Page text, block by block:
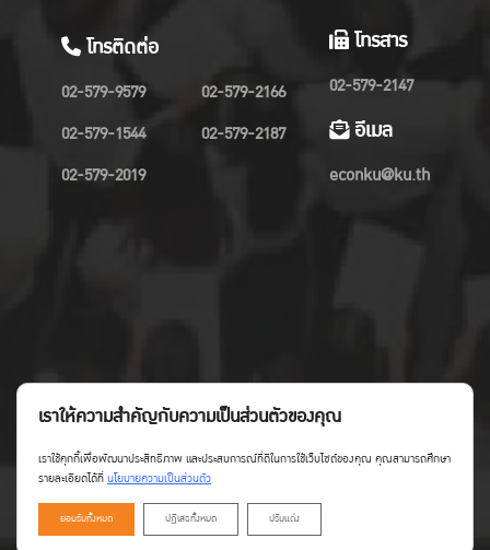
โทรติดต่อ
02-579-9579
02-579-1544
02-579-2019
02-579-2166
02-579-2187
โทรสาร
02-579-2147
อีเมล
econku@ku.th
Copyright©Faculty of Economics KU
เราให้ความสำคัญกับความเป็นส่วนตัวของคุณ
เราใช้คุกกี้เพื่อพัฒนาประสิทธิภาพ และประสบการณ์ที่ดีในการใช้เว็บไซต์ของคุณ คุณสามารถศึกษา
รายละเอียดได้ที่นโยบายความเป็นส่วนตัว
ยอมรับทั้งหมด ปฏิเสธทั้งหมด ปรับแต่ง